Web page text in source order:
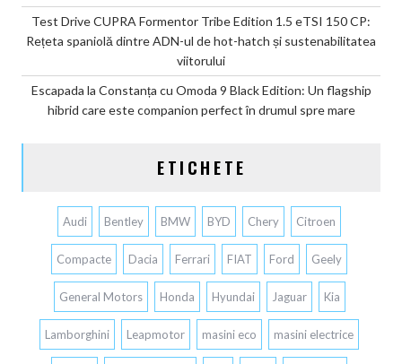
Test Drive CUPRA Formentor Tribe Edition 1.5 eTSI 150 CP:
Rețeta spaniolă dintre ADN-ul de hot-hatch și sustenabilitatea
viitorului
Escapada la Constanța cu Omoda 9 Black Edition: Un flagship
hibrid care este companion perfect în drumul spre mare
ETICHETE
Audi Bentley BMW BYD Chery Citroen
Compacte Dacia Ferrari FIAT Ford Geely
General Motors Honda Hyundai Jaguar Kia
Lamborghini Leapmotor masini eco masini electrice